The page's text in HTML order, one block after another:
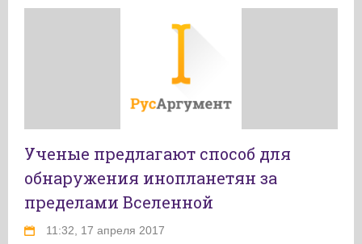
Ученые предлагают способ для
обнаружения инопланетян за
пределами Вселенной
11:32, 17 апреля 2017